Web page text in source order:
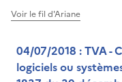
Voir le fil d'Ariane
04/07/2018 : TVA -
logiciels ou